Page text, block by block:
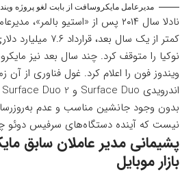
مدیرعامل مایکروسافت از بابت لغو پروژه
نادلا سال ۲۰۱۴ پس از «استیو
کمتر از یک سال بعد،
نوکیا را متوقف کرد. چند سال بعد نیز
ویندوز فون را اعلام کرد. غول فناوری از
بدون وجود جانشین مناسب و عدم
نیست که آینده دستگاه‌های سرفیس دوئو
پشیمانی مدیر عاملان سابق
بازار موبایل